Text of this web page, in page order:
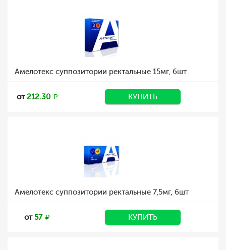
Амелотекс суппозитории ректальные 15мг, 6шт
от212.30 КУПИТЬ
Амелотекс суппозитории ректальные 7,5мг, 6шт
от57 КУПИТЬ